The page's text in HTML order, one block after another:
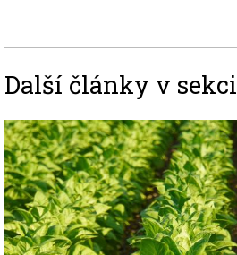
Další články v sekci
Image